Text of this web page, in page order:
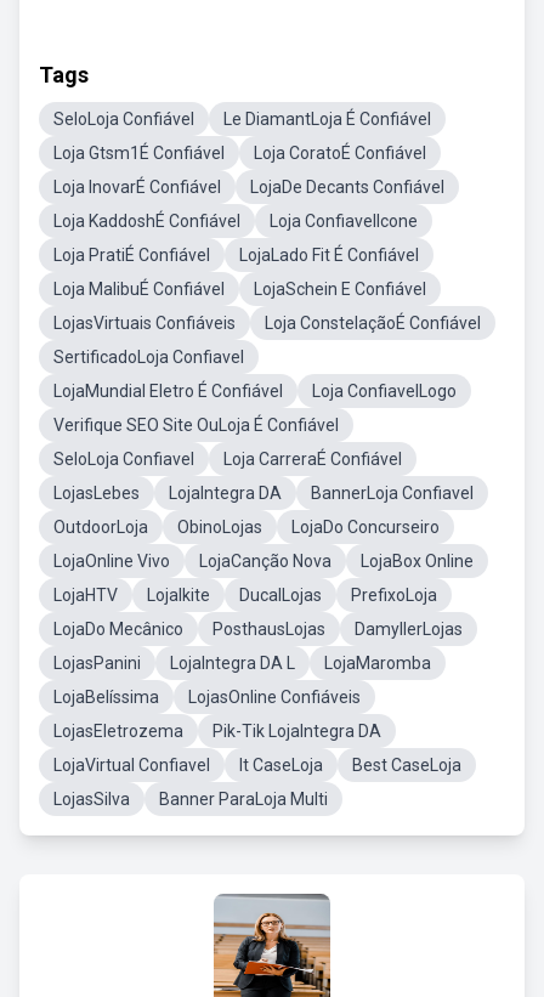
Tags
SeloLoja Confiável
Le DiamantLoja É Confiável
Loja Gtsm1É Confiável
Loja CoratoÉ Confiável
Loja InovarÉ Confiável
LojaDe Decants Confiável
Loja KaddoshÉ Confiável
Loja ConfiavelIcone
Loja PratiÉ Confiável
LojaLado Fit É Confiável
Loja MalibuÉ Confiável
LojaSchein E Confiável
LojasVirtuais Confiáveis
Loja ConstelaçãoÉ Confiável
SertificadoLoja Confiavel
LojaMundial Eletro É Confiável
Loja ConfiavelLogo
Verifique SEO Site OuLoja É Confiável
SeloLoja Confiavel
Loja CarreraÉ Confiável
LojasLebes
LojaIntegra DA
BannerLoja Confiavel
OutdoorLoja
ObinoLojas
LojaDo Concurseiro
LojaOnline Vivo
LojaCanção Nova
LojaBox Online
LojaHTV
LojaIkite DucalLojas
PrefixoLoja
LojaDo Mecânico
PosthausLojas
DamyllerLojas
LojasPanini
LojaIntegra DA L
LojaMaromba
LojaBelíssima
LojasOnline Confiáveis
LojasEletrozema
Pik-Tik LojaIntegra DA
LojaVirtual Confiavel
It CaseLoja
Best CaseLoja
LojasSilva
Banner ParaLoja Multi